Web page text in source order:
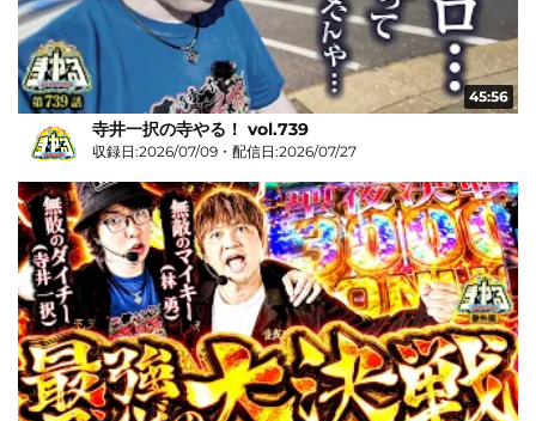
45:56
寺井一択の寺やる！ vol.739
収録日:2026/07/09・配信日:2026/07/27